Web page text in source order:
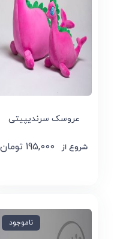
عروسک سرندیپیتی
195,000 تومان
ناموجود